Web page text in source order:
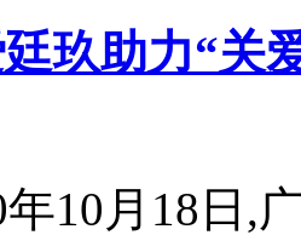
玖助力“关
月18日,广